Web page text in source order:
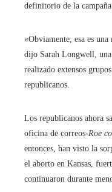
definitorio de la campaña
«Obviamente, esa es
dijo Sarah Longwell, una
realizado extensos
republicanos.
Los republicanos ahora
oficina de correos-Roe
entonces, han visto la
el aborto en Kansas,
continuaron durante